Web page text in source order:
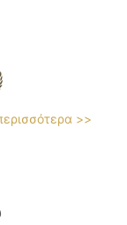
>>